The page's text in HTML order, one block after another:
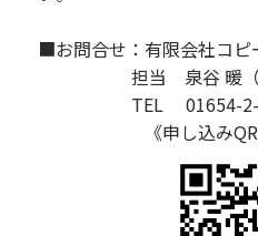
■お問合せ：有限会社コピ
担当 泉谷 暖（い
TEL 01654-2-
《申し込みQRコ